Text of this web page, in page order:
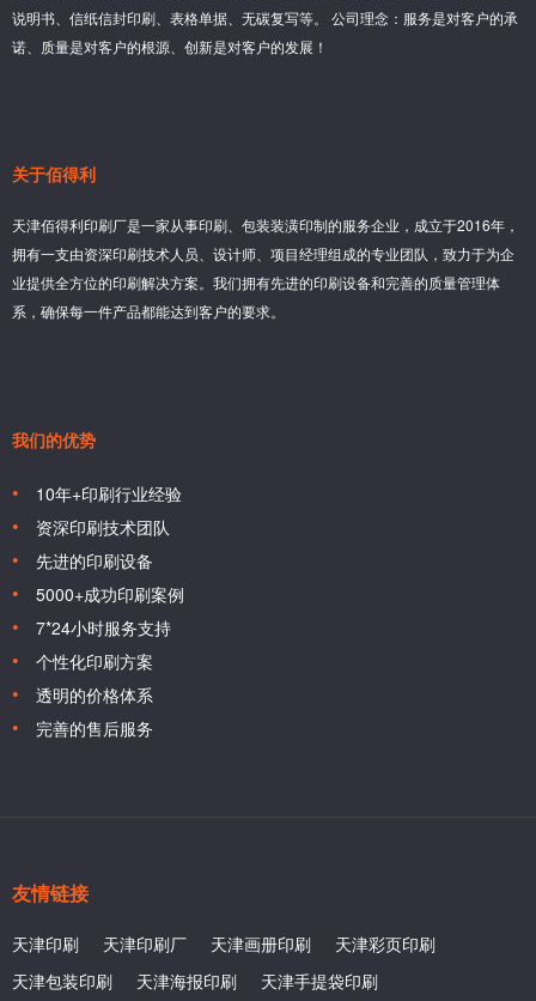
说明书、信纸信封印刷、表格单据、无碳复写等。 公司理念：服务是对客户的承
诺、质量是对客户的根源、创新是对客户的发展！
关于佰得利
天津佰得利印刷厂是一家从事印刷、包装装潢印制的服务企业，成立于2016年，
拥有一支由资深印刷技术人员、设计师、项目经理组成的专业团队，致力于为企
业提供全方位的印刷解决方案。我们拥有先进的印刷设备和完善的质量管理体
系，确保每一件产品都能达到客户的要求。
我们的优势
10年+印刷行业经验
资深印刷技术团队
先进的印刷设备
5000+成功印刷案例
7*24小时服务支持
个性化印刷方案
透明的价格体系
完善的售后服务
友情链接
天津印刷 天津印刷厂 天津画册印刷
天津彩页印刷
天津包装印刷
天津海报印刷 天津手提袋印刷